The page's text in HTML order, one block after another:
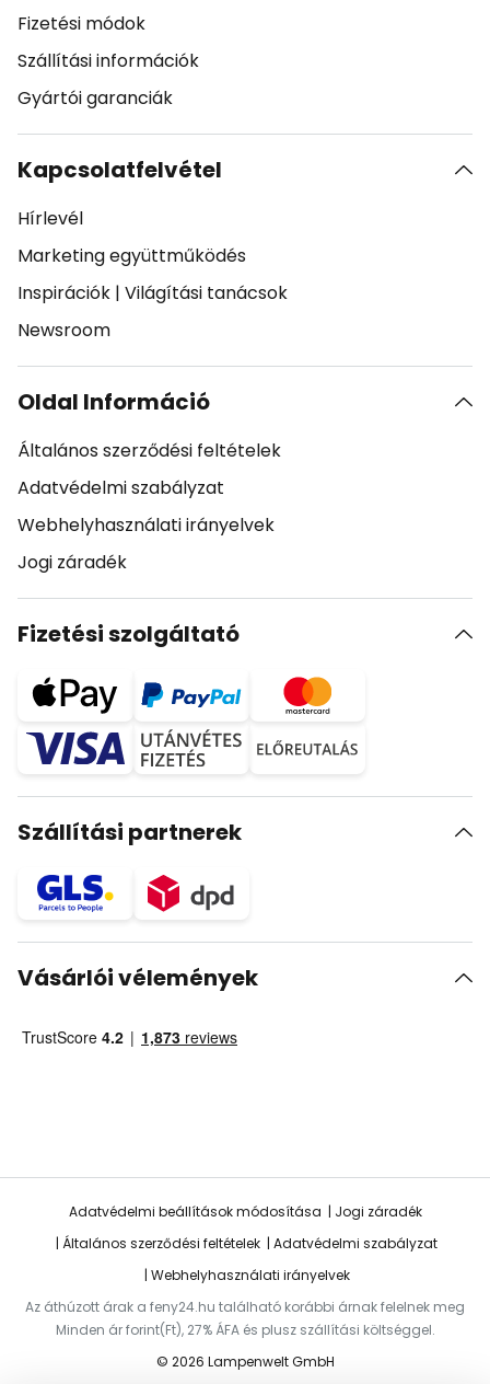
Fizetési módok
Szállítási információk
Gyártói garanciák
Kapcsolatfelvétel
Hírlevél
Marketing együttműködés
Inspirációk | Világítási tanácsok
Newsroom
Oldal Információ
Általános szerződési feltételek
Adatvédelmi szabályzat
Webhelyhasználati irányelvek
Jogi záradék
Fizetési szolgáltató
Szállítási partnerek
Vásárlói vélemények
Adatvédelmi beállítások módosítása
Jogi záradék
Általános szerződési feltételek
Adatvédelmi szabályzat
Webhelyhasználati irányelvek
Az áthúzott árak a feny24.hu található korábbi árnak felelnek meg
Minden ár forint(Ft), 27% ÁFA és plusz szállítási költséggel.
© 2026 Lampenwelt GmbH